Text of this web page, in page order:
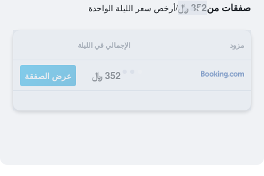
صفقات من352 ﷼ /أرخص سعر الليلة الواحدة
مزود الإجمالي في الليلة
352 ﷼ عرض الصفقة